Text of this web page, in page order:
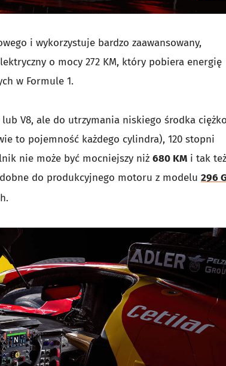
i wykorzystuje bardzo zaawansowany,
o mocy 272 KM, który pobiera energię
w Formule 1.
lub V8, ale do utrzymania niskiego środka
to pojemność każdego cylindra), 120 stopni
nie może być mocniejszy niż 680 KM i tak
do produkcyjnego motoru z modelu 296